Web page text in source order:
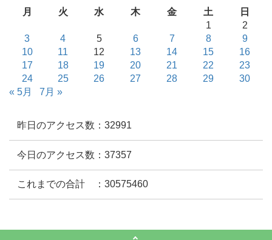
月
火 水 木 金 土
日
1
2
3
4 5 6 7 8
9
10
11 12 13 14 15
16
17
18 19 20 21 22
23
24
25 26 27 28 29
30
« 5月
7月 »
昨日のアクセス数：32991
今日のアクセス数：37357
これまでの合計 ：30575460